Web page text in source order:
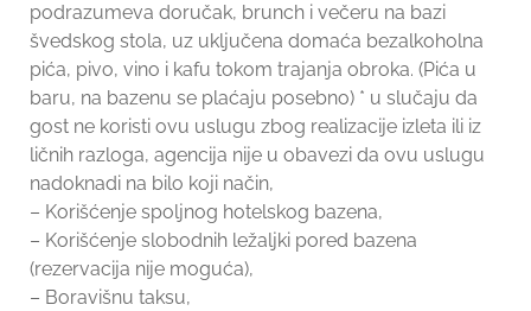
podrazumeva doručak, brunch i večeru na bazi
švedskog stola, uz uključena domaća bezalkoholna
pića, pivo, vino i kafu tokom trajanja obroka. (Pića u
baru, na bazenu se plaćaju posebno) * u slučaju da
gost ne koristi ovu uslugu zbog realizacije izleta ili iz
ličnih razloga, agencija nije u obavezi da ovu uslugu
nadoknadi na bilo koji način,
– Korišćenje spoljnog hotelskog bazena,
– Korišćenje slobodnih ležaljki pored bazena
(rezervacija nije moguća),
– Boravišnu taksu,